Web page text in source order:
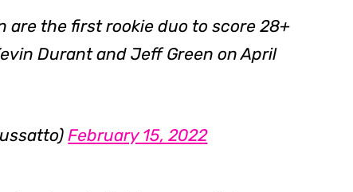
are the first rookie duo to score 28+
Durant and Jeff Green on April
February 15, 2022